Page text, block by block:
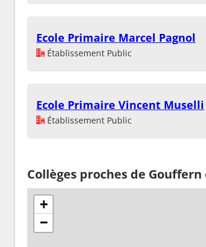
Ecole Primaire Marcel Pagnol
Établissement Public
Ecole Primaire Vincent Muselli
Établissement Public
Collèges proches de Gouffern
+
−